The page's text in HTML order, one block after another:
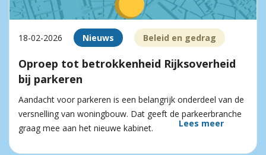
18-02-2026 Nieuws Beleid en gedrag
Oproep tot betrokkenheid Rijksoverheid
bij parkeren
Aandacht voor parkeren is een belangrijk onderdeel van de
versnelling van woningbouw. Dat geeft de parkeerbranche
graag mee aan het nieuwe kabinet.
Lees meer